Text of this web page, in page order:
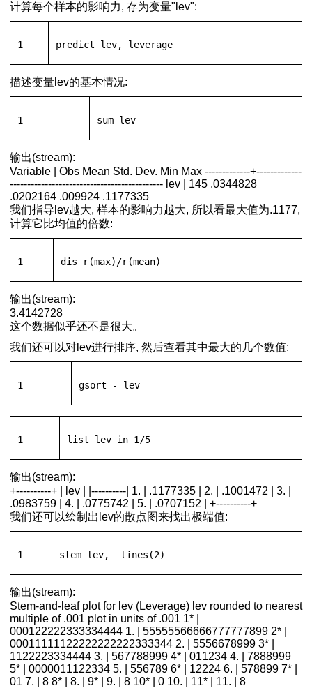
计算每个样本的影响力, 存为变量"lev":
1 predict lev, leverage
描述变量lev的基本情况:
1 sum lev
输出(stream):
Variable | Obs Mean Std. Dev. Min Max -------------+-------------
-------------------------------------------- lev | 145 .0344828
.0202164 .009924 .1177335
我们指导lev越大, 样本的影响力越大, 所以看最大值为.1177,
计算它比均值的倍数:
1 dis r(max)/r(mean)
输出(stream):
3.4142728
这个数据似乎还不是很大。
我们还可以对lev进行排序, 然后查看其中最大的几个数值:
1 gsort - lev
1 list lev in 1/5
输出(stream):
+----------+ | lev | |----------| 1. | .1177335 | 2. | .1001472 | 3. |
.0983759 | 4. | .0775742 | 5. | .0707152 | +----------+
我们还可以绘制出lev的散点图来找出极端值:
1 stem lev,  lines(2)
输出(stream):
Stem-and-leaf plot for lev (Leverage) lev rounded to nearest
multiple of .001 plot in units of .001 1* |
000122222333334444 1. | 55555566666777777899 2* |
00011111122222222222333344 2. | 5556678999 3* |
1122223334444 3. | 567788999 4* | 011234 4. | 7888999
5* | 0000011122334 5. | 556789 6* | 12224 6. | 578899 7* |
01 7. | 8 8* | 8. | 9* | 9. | 8 10* | 0 10. | 11* | 11. | 8